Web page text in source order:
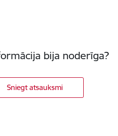
bija noderīga?
Sniegt atsauksmi